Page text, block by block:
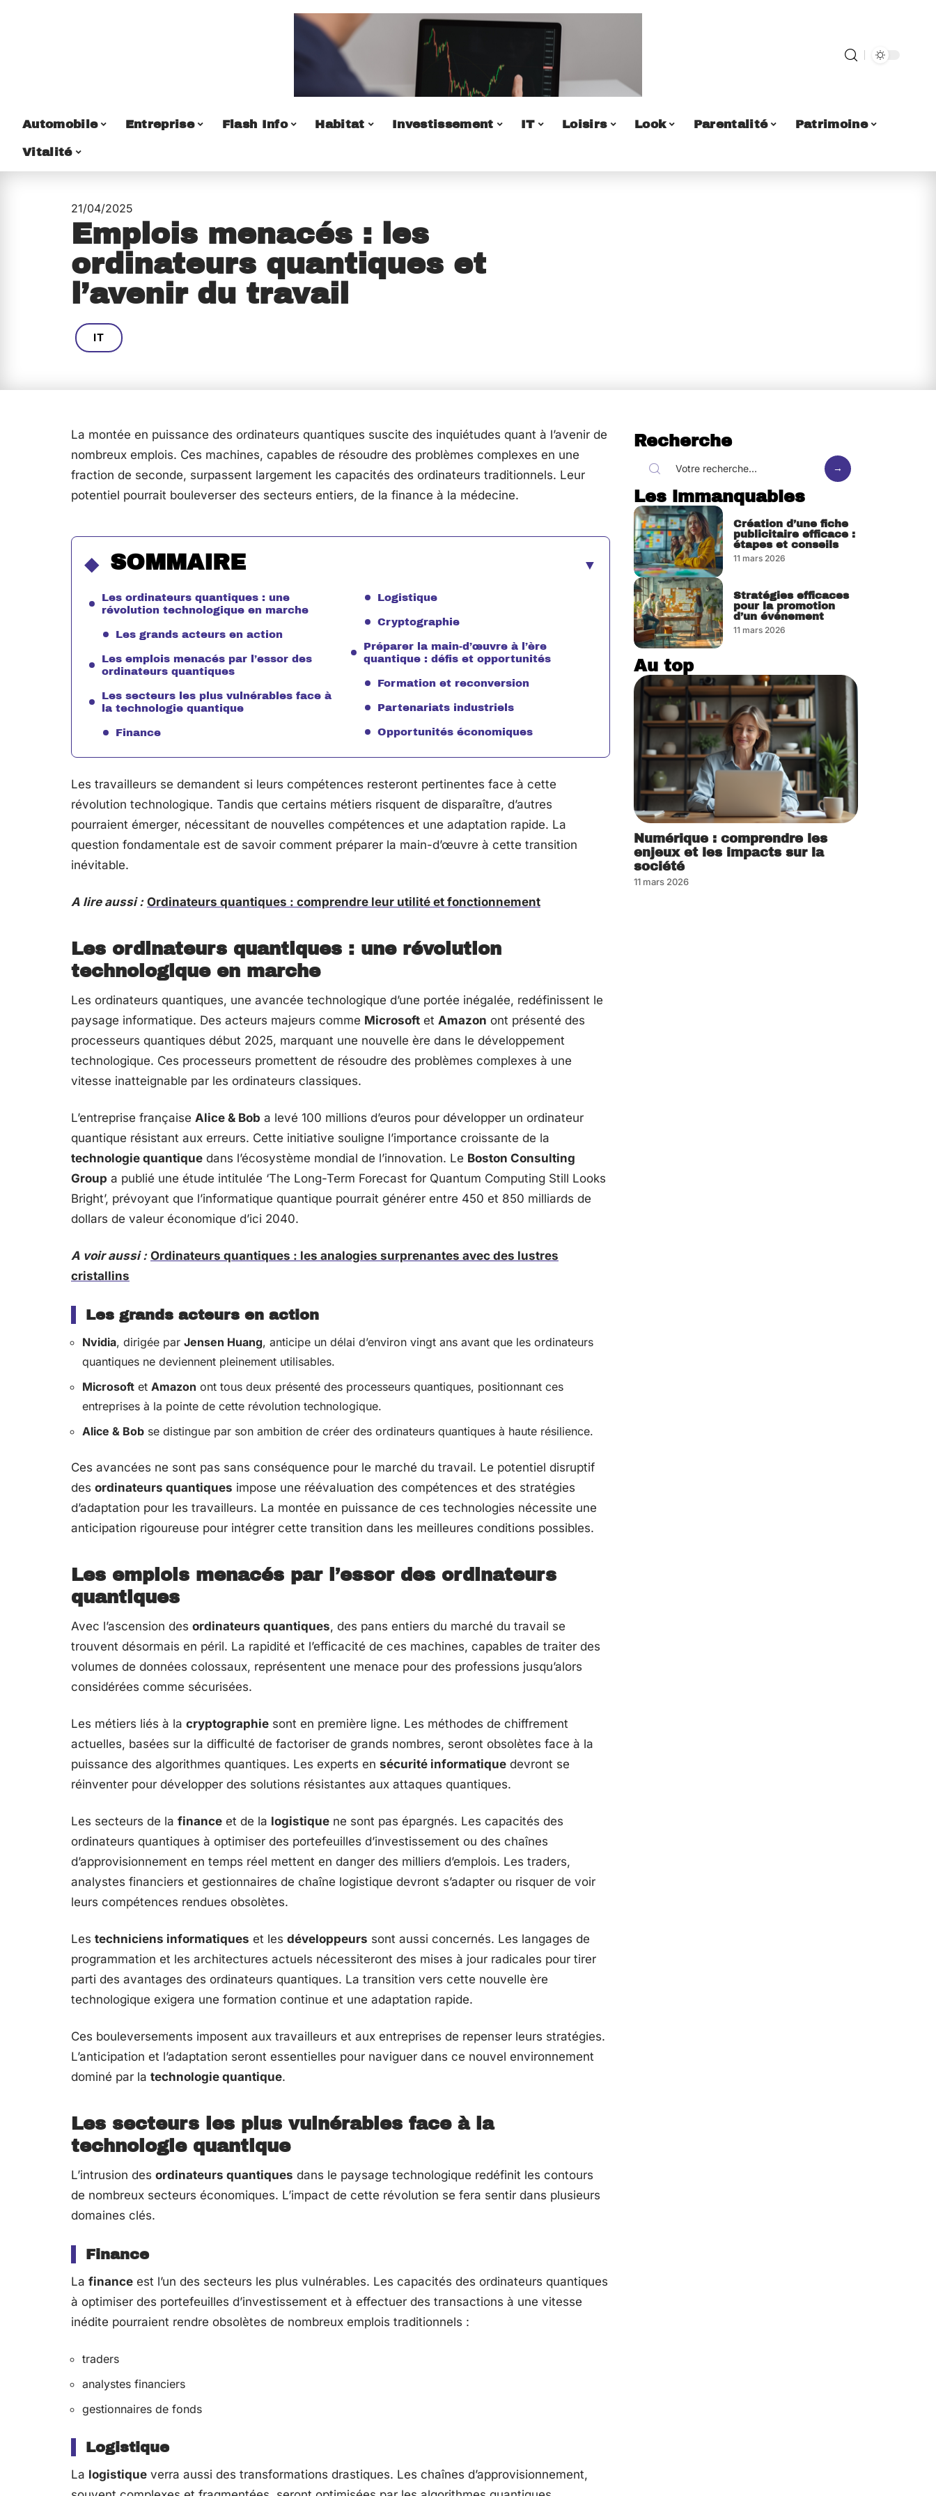
Automobile Entreprise Flash Info Habitat Investissement IT Loisirs Look Parentalité Patrimoine
Vitalité
21/04/2025
Emplois menacés : les
ordinateurs quantiques et
l’avenir du travail
IT
La montée en puissance des ordinateurs quantiques suscite des inquiétudes quant à l’avenir de
nombreux emplois. Ces machines, capables de résoudre des problèmes complexes en une
fraction de seconde, surpassent largement les capacités des ordinateurs traditionnels. Leur
potentiel pourrait bouleverser des secteurs entiers, de la finance à la médecine.
SOMMAIRE
Les ordinateurs quantiques : une
révolution technologique en marche
Les grands acteurs en action
Les emplois menacés par l’essor des
ordinateurs quantiques
Les secteurs les plus vulnérables face à
la technologie quantique
Finance
Logistique
Cryptographie
Préparer la main-d’œuvre à l’ère
quantique : défis et opportunités
Formation et reconversion
Partenariats industriels
Opportunités économiques
Les travailleurs se demandent si leurs compétences resteront pertinentes face à cette
révolution technologique. Tandis que certains métiers risquent de disparaître, d’autres
pourraient émerger, nécessitant de nouvelles compétences et une adaptation rapide. La
question fondamentale est de savoir comment préparer la main-d’œuvre à cette transition
inévitable.
A lire aussi : Ordinateurs quantiques : comprendre leur utilité et fonctionnement
Les ordinateurs quantiques : une révolution
technologique en marche
Les ordinateurs quantiques, une avancée technologique d’une portée inégalée, redéfinissent le
paysage informatique. Des acteurs majeurs comme Microsoft et Amazon ont présenté des
processeurs quantiques début 2025, marquant une nouvelle ère dans le développement
technologique. Ces processeurs promettent de résoudre des problèmes complexes à une
vitesse inatteignable par les ordinateurs classiques.
L’entreprise française Alice & Bob a levé 100 millions d’euros pour développer un ordinateur
quantique résistant aux erreurs. Cette initiative souligne l’importance croissante de la
technologie quantique dans l’écosystème mondial de l’innovation. Le Boston Consulting
Group a publié une étude intitulée ‘The Long-Term Forecast for Quantum Computing Still Looks
Bright’, prévoyant que l’informatique quantique pourrait générer entre 450 et 850 milliards de
dollars de valeur économique d’ici 2040.
A voir aussi : Ordinateurs quantiques : les analogies surprenantes avec des lustres
cristallins
Les grands acteurs en action
Nvidia, dirigée par Jensen Huang, anticipe un délai d’environ vingt ans avant que les ordinateurs
quantiques ne deviennent pleinement utilisables.
Microsoft et Amazon ont tous deux présenté des processeurs quantiques, positionnant ces
entreprises à la pointe de cette révolution technologique.
Alice & Bob se distingue par son ambition de créer des ordinateurs quantiques à haute résilience.
Ces avancées ne sont pas sans conséquence pour le marché du travail. Le potentiel disruptif
des ordinateurs quantiques impose une réévaluation des compétences et des stratégies
d’adaptation pour les travailleurs. La montée en puissance de ces technologies nécessite une
anticipation rigoureuse pour intégrer cette transition dans les meilleures conditions possibles.
Les emplois menacés par l’essor des ordinateurs
quantiques
Avec l’ascension des ordinateurs quantiques, des pans entiers du marché du travail se
trouvent désormais en péril. La rapidité et l’efficacité de ces machines, capables de traiter des
volumes de données colossaux, représentent une menace pour des professions jusqu’alors
considérées comme sécurisées.
Les métiers liés à la cryptographie sont en première ligne. Les méthodes de chiffrement
actuelles, basées sur la difficulté de factoriser de grands nombres, seront obsolètes face à la
puissance des algorithmes quantiques. Les experts en sécurité informatique devront se
réinventer pour développer des solutions résistantes aux attaques quantiques.
Les secteurs de la finance et de la logistique ne sont pas épargnés. Les capacités des
ordinateurs quantiques à optimiser des portefeuilles d’investissement ou des chaînes
d’approvisionnement en temps réel mettent en danger des milliers d’emplois. Les traders,
analystes financiers et gestionnaires de chaîne logistique devront s’adapter ou risquer de voir
leurs compétences rendues obsolètes.
Les techniciens informatiques et les développeurs sont aussi concernés. Les langages de
programmation et les architectures actuels nécessiteront des mises à jour radicales pour tirer
parti des avantages des ordinateurs quantiques. La transition vers cette nouvelle ère
technologique exigera une formation continue et une adaptation rapide.
Ces bouleversements imposent aux travailleurs et aux entreprises de repenser leurs stratégies.
L’anticipation et l’adaptation seront essentielles pour naviguer dans ce nouvel environnement
dominé par la technologie quantique.
Les secteurs les plus vulnérables face à la
technologie quantique
L’intrusion des ordinateurs quantiques dans le paysage technologique redéfinit les contours
de nombreux secteurs économiques. L’impact de cette révolution se fera sentir dans plusieurs
domaines clés.
Finance
La finance est l’un des secteurs les plus vulnérables. Les capacités des ordinateurs quantiques
à optimiser des portefeuilles d’investissement et à effectuer des transactions à une vitesse
inédite pourraient rendre obsolètes de nombreux emplois traditionnels :
traders
analystes financiers
gestionnaires de fonds
Logistique
La logistique verra aussi des transformations drastiques. Les chaînes d’approvisionnement,
Recherche
Les immanquables
Création d’une fiche
publicitaire efficace :
étapes et conseils
11 mars 2026
Stratégies efficaces
pour la promotion
d’un événement
11 mars 2026
Au top
Numérique : comprendre les
enjeux et les impacts sur la
société
11 mars 2026